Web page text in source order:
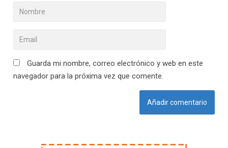
Guarda mi nombre, correo electrónico y web en este
navegador para la próxima vez que comente.